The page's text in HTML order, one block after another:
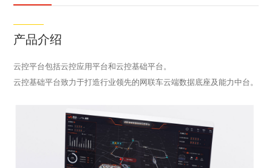
产品介绍
云控平台包括云控应用平台和云控基础平台。
云控基础平台致力于打造行业领先的网联车云端数据底座及能力中台。